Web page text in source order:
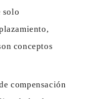
solo
conceptos
compensación